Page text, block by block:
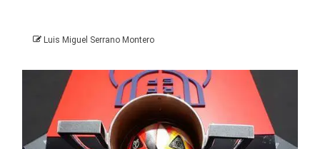
Luis Miguel Serrano Montero